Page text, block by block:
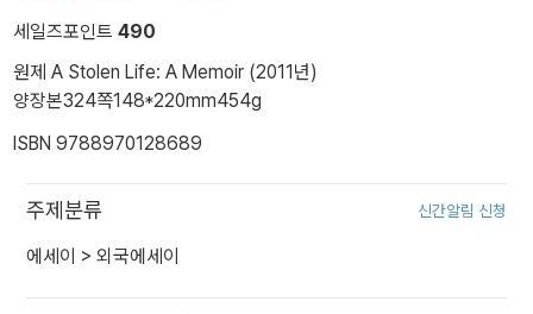
세일즈포인트 490
원제 A Stolen Life: A Memoir (2011년)
양장본324쪽148*220mm454g
ISBN 9788970128689
주제분류 신간알림 신청
에세이 > 외국에세이